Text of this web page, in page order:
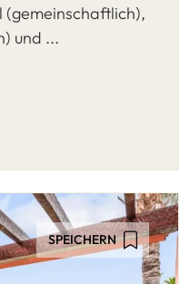
(gemeinschaftlich),
und ...
SPEICHERN